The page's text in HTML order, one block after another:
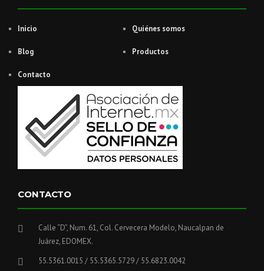
Inicio Quiénes somos
Blog Productos
Contacto
CONTACTO
Calle “D”, Num. 61, Col. Cervecera Modelo, Naucalpan de
Juárez, EDOMEX.
55.5361.0015 / 55.5365.5729 / 55.6823.0042